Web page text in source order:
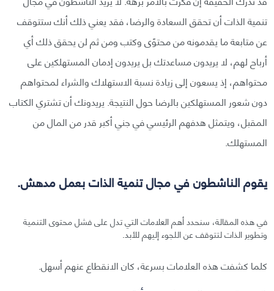
تنمية الذات أن تحقق السعادة والرضا، فقد يعني ذلك أنك ستتوقف
عن متابعة ما يقدمونه من محتوًى وكتب ومن ثم لن يحقق ذلك أي
أرباح لهم، لا يريدون مساعدتك بل يريدون إدمان المستهلكين على
محتواهم، إذ يسعون إلى زيادة نسبة الاستهلاك والشراء لمحتواهم
دون شعور المستهلكين بالرضا حول النتيجة. يريدونك أن تشتري الكتاب
المقبل، ويتمثل هدفهم الرئيسي في جني أكبر قدر من المال من
المستهلك.
يقوم الناشطون في مجال تنمية الذات بعمل مدهش.
في هذه المقالة، سنحدد أهم العلامات التي تدل على فشل محتوى التنمية
وتطوير الذات لتتوقف عن اللجوء إليهم للأبد.
كلما كشفت هذه العلامات بسرعة، كان الانقطاع عنهم أسهل.